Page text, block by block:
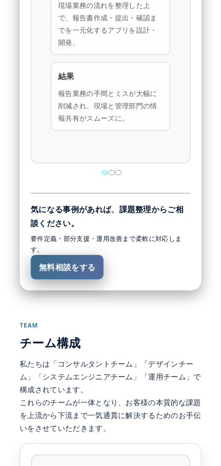
現場業務の流れを整理した上
で、報告書作成・提出・確認ま
でを一元化するアプリを設計・
開発。
結果
報告業務の手間とミスが大幅に
削減され、現場と管理部門の情
報共有がスムーズに。
気になる事例があれば、課題整理からご相
談ください。
要件定義・部分支援・運用改善まで柔軟に対応しま
す。
無料相談をする
TEAM
チーム構成
私たちは「コンサルタントチーム」「デザインチー
ム」「システムエンジニアチーム」「運用チーム」で
構成されています。
これらのチームが一体となり、お客様の本質的な課題
を上流から下流まで一気通貫に解決するためのお手伝
いをさせていただきます。